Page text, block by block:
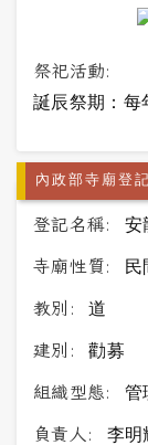
祭祀活動:
誕辰祭期：每
內政部寺廟登
登記名稱: 安
寺廟性質: 民
教別: 道
建別: 勸募
組織型態: 管
負責人: 李明